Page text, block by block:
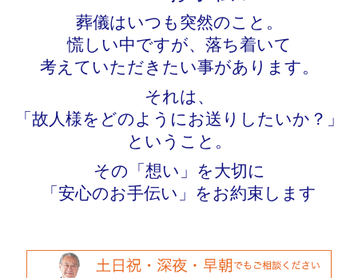
葬儀はいつも突然のこと。
慌しい中ですが、落ち着いて
考えていただきたい事があります。
それは、
「故人様をどのようにお送りしたいか？」
ということ。
その「想い」を大切に
「安心のお手伝い」をお約束します